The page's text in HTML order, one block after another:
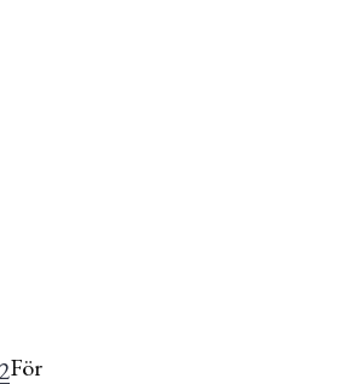
För